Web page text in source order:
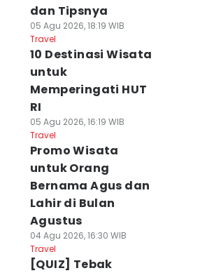
dan Tipsnya
05 Agu 2026, 18:19 WIB
Travel
10 Destinasi Wisata
untuk
Memperingati HUT
RI
05 Agu 2026, 16:19 WIB
Travel
Promo Wisata
untuk Orang
Bernama Agus dan
Lahir di Bulan
Agustus
04 Agu 2026, 16:30 WIB
Travel
[QUIZ] Tebak